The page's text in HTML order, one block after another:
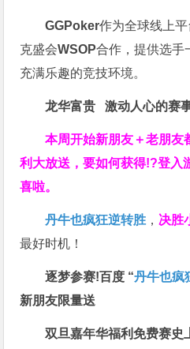
GGPoker作为全球线上
克盛会WSOP合作，提供选手
充满乐趣的竞技环境。
龙华富贵 激动人心的赛
本周开始新朋友＋老朋友
利大放送，要如何获得!?登入
喜啦。
丹牛也疯狂逆转胜 ， 决胜
最好时机！
逐梦参赛!百度 “丹牛也疯
新朋友限量送
双旦嘉年华福利免费赛史